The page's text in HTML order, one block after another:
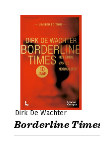
Dirk De Wachter
Borderline